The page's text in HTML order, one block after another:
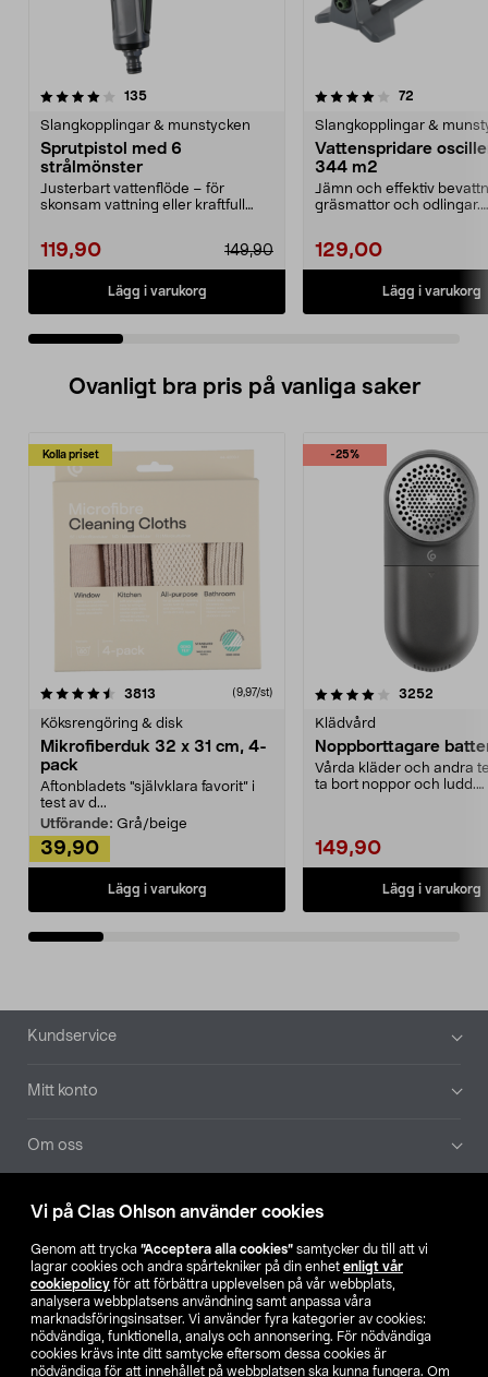
Vi på Clas Ohlson använder cookies
Genom att trycka ”Acceptera alla cookies” samtycker du till att vi
lagrar cookies och andra spårtekniker på din enhet enligt vår
cookiepolicy för att förbättra upplevelsen på vår webbplats,
analysera webbplatsens användning samt anpassa våra
marknadsföringsinsatser. Vi använder fyra kategorier av cookies:
nödvändiga, funktionella, analys och annonsering. För nödvändiga
cookies krävs inte ditt samtycke eftersom dessa cookies är
nödvändiga för att innehållet på webbplatsen ska kunna fungera. Om
135recensioner
Slangkopplingar & munstycken
Sprutpistol med 6
strålmönster
Justerbart vattenflöde – för
skonsam vattning eller kraftfull
119,90 149,90
Lägg i varukorg
4.0 av 5 stjärnor 72
Slangkopplingar &
Vattenspridare
344 m2
Jämn och effektiv
gräsmattor och odlingar.
129,00
Lägg i varukorg
4.5 av 5 stjärnor
Ovanligt bra pris på vanliga saker
Kolla priset
3813 (9,97/st)
Köksrengöring & disk
Mikrofiberduk 32 x 31 cm, 4-
pack
Aftonbladets "självklara favorit” i
test av d...
Utförande: Grå/beige
39,90
Lägg i varukorg
-25%
4.0av 5 stjärnor 3252
Klädvård
Noppborttagare
Vårda kläder och andra
ta bort noppor och ludd.
149,90
Lägg i varukorg
4.5av 5 stjärnor
Sidfot
Kundservice
Mitt konto
Om oss
Aktuellt
Våra bolag
Hitta butik
SE NO FI